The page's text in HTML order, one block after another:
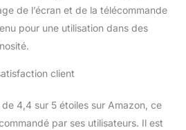
offrent une thérapie de
raides, placez-les sur
votre dos ou sur votre
totale, vous soulageant
journée de travail
Fauteuil de massage à
de l’écran et de la télécommande
pour une utilisation dans des
client
4,4 sur 5 étoiles sur Amazon, ce
par ses utilisateurs. Il est